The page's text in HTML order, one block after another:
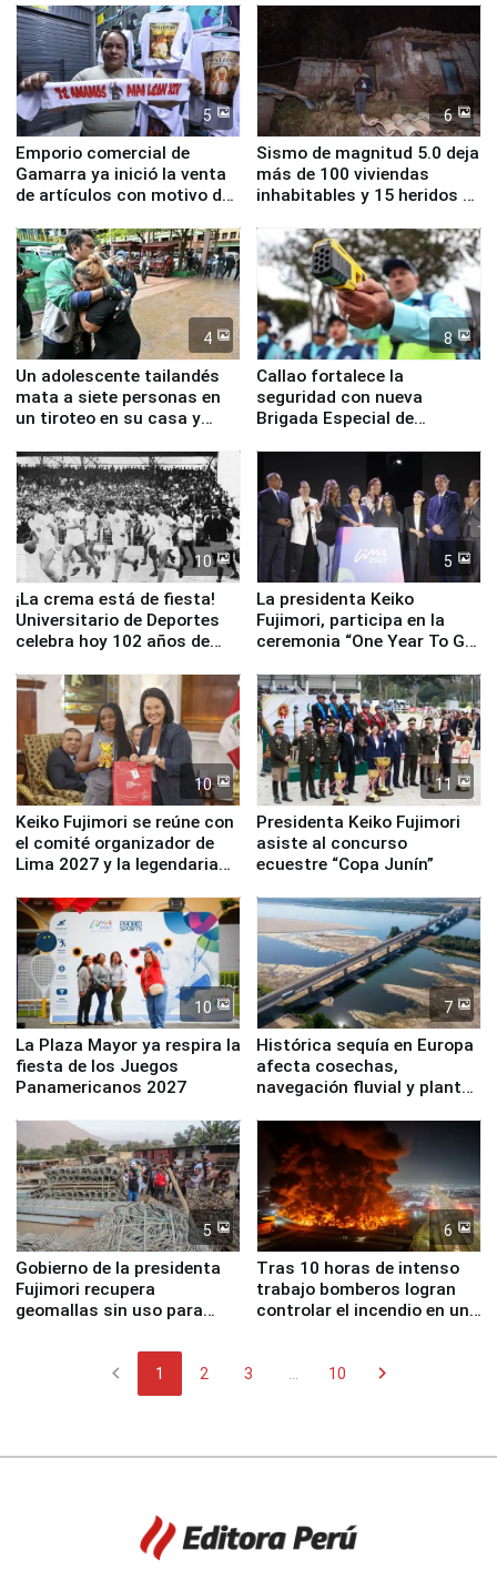
educación, salud y empleo
5
Emporio comercial de
Gamarra ya inició la venta
de artículos con motivo de
6
Sismo de magnitud 5.0 deja
más de 100 viviendas
inhabitables y 15 heridos en
4
Un adolescente tailandés
mata a siete personas en
un tiroteo en su casa y
8
Callao fortalece la
seguridad con nueva
Brigada Especial de
equipamiento para
Serenazgo
10
¡La crema está de fiesta!
Universitario de Deportes
celebra hoy 102 años de
5
La presidenta Keiko
Fujimori, participa en la
ceremonia “One Year To Go
10
Keiko Fujimori se reúne con
el comité organizador de
Lima 2027 y la legendaria
11
Presidenta Keiko Fujimori
asiste al concurso
ecuestre “Copa Junín”
10
La Plaza Mayor ya respira la
fiesta de los Juegos
Panamericanos 2027
7
Histórica sequía en Europa
afecta cosechas,
navegación fluvial y plantas
5
Gobierno de la presidenta
Fujimori recupera
geomallas sin uso para
Fenómeno El Niño
6
Tras 10 horas de intenso
trabajo bomberos logran
controlar el incendio en una
chevron_left 1 2 3 10 chevron_right